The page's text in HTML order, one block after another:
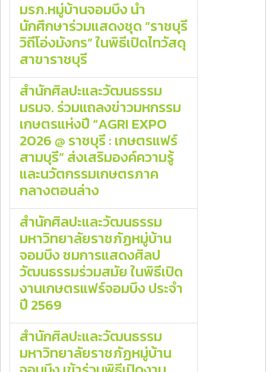
มรภ.หมู่บ้านจอมบึง นำ
นักศึกษาร่วมแสดงชุด “ราชบุรี
วิถีโอ่งมังกร” ในพิธีเปิดไทวัสดุ
สาขาราชบุรี
สำนักศิลปะและวัฒนธรรม
มรมจ. ร่วมแถลงข่าวมหกรรม
เกษตรแห่งปี “AGRI EXPO
2026 @ ราชบุรี : เกษตรแฟร์
สามบุรี” ส่งเสริมองค์ความรู้
และนวัตกรรมเกษตรภาค
กลางตอนล่าง
สำนักศิลปะและวัฒนธรรม
มหาวิทยาลัยราชภัฏหมู่บ้าน
จอมบึง ชมการแสดงศิลป
วัฒนธรรมร่วมสมัย ในพิธีเปิด
งานเกษตรแฟร์จอมบึง ประจำ
ปี 2569
สำนักศิลปะและวัฒนธรรม
มหาวิทยาลัยราชภัฏหมู่บ้าน